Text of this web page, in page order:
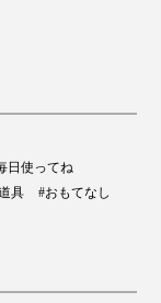
日使ってね
具
#おもてなし